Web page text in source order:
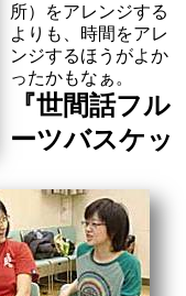
所）をアレンジする
よりも、時間をアレ
ンジするほうがよか
ったかもなぁ。
『世間話フル
ーツバスケッ